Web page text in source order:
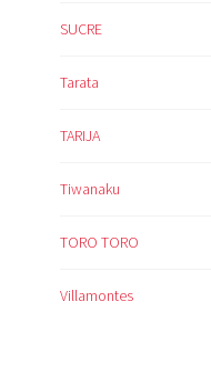
SUCRE
Tarata
TARIJA
Tiwanaku
TORO TORO
Villamontes